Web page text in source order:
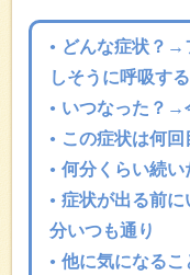
どんな症状？→
しそうに呼吸する
いつなった？→
この症状は何
何分くらい続
症状が出る前
分いつも通り
他に気になる